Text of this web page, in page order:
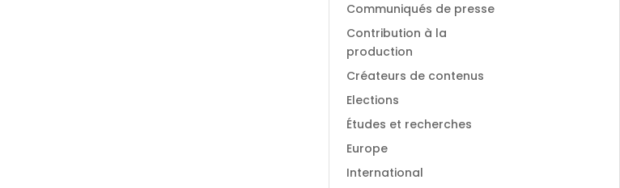
Communiqués de presse
Contribution à la
production
Créateurs de contenus
Elections
Études et recherches
Europe
International